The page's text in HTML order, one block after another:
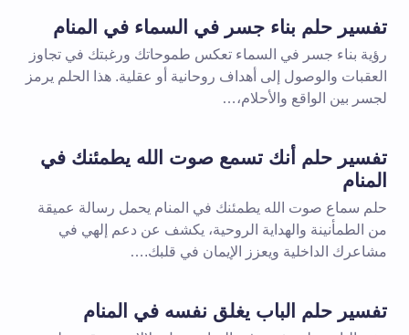
تفسير حلم بناء جسر في السماء في المنام
رؤية بناء جسر في السماء تعكس طموحاتك ورغبتك في تجاوز
العقبات والوصول إلى أهداف روحانية أو عقلية. هذا الحلم يرمز
لجسر بين الواقع والأحلام،…
تفسير حلم أنك تسمع صوت الله يطمئنك في
المنام
حلم سماع صوت الله يطمئنك في المنام يحمل رسالة عميقة
من الطمأنينة والهداية الروحية، يكشف عن دعم إلهي في
مشاعرك الداخلية ويعزز الإيمان في قلبك.…
تفسير حلم الباب يغلق نفسه في المنام